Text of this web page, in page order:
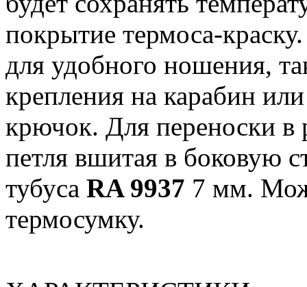
покрытие термоса-
для удобного ношения,
крепления на карабин
крючок. Для переноски в
петля вшитая в боковую
тубуса RA 9937 7 мм.
термосумку.